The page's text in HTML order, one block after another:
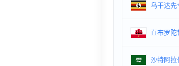
乌干达先
直布罗陀
沙特阿拉